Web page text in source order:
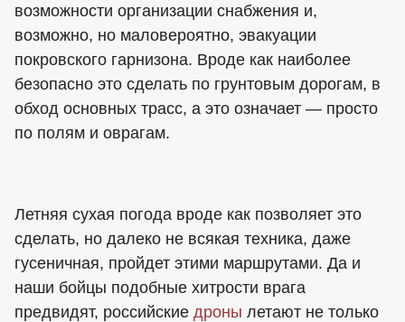
возможности организации снабжения и,
возможно, но маловероятно, эвакуации
покровского гарнизона. Вроде как наиболее
безопасно это сделать по грунтовым дорогам, в
обход основных трасс, а это означает — просто
по полям и оврагам.
Летняя сухая погода вроде как позволяет это
сделать, но далеко не всякая техника, даже
гусеничная, пройдет этими маршрутами. Да и
наши бойцы подобные хитрости врага
предвидят, российские дроны летают не только